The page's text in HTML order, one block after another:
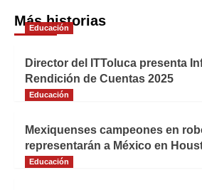
Más historias
Educación
Director del ITToluca presenta
Rendición de Cuentas 2025
Educación
Mexiquenses campeones en
representarán a México en
Educación